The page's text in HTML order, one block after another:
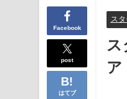
Facebook
post
はてブ
ス
ア